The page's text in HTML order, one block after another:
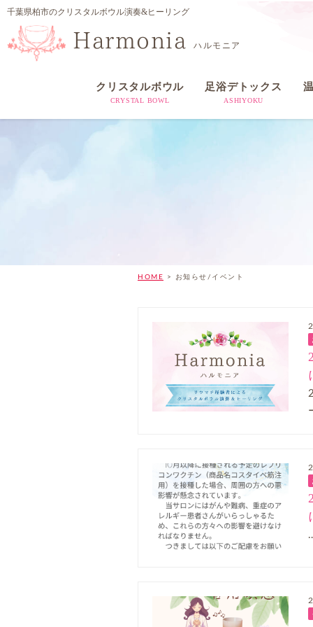
千葉県柏市のクリスタルボウル演奏&ヒーリング
Harmonia ハルモニア
クリスタルボウル
CRYSTAL BOWL
足浴デトックス
ASHIYOKU
HOME > お知らせ/イベント